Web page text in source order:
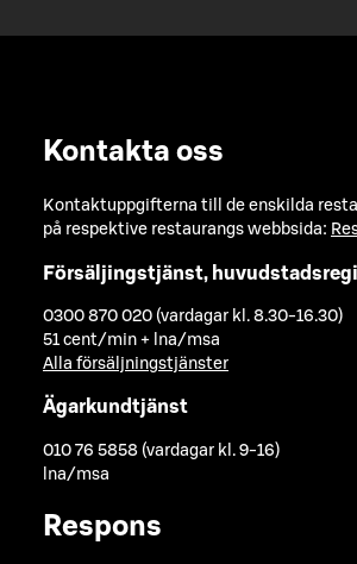
Kontakta oss
Kontaktuppgifterna till de enskilda
på respektive restaurangs webbsida:
Försäljingstjänst,
0300 870 020 (vardagar kl. 8.30-16.30)
51 cent/min + lna/msa
Alla försäljningstjänster
Ägarkundtjänst
010 76 5858 (vardagar kl. 9-16)
lna/msa
Respons